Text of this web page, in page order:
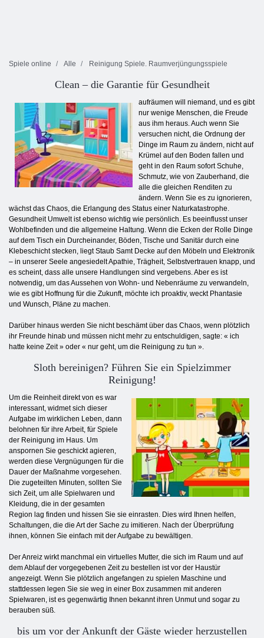
Spiele online Alle Reinigung Spiele. Raumverjüngungsspiele
Clean – die Garantie für Gesundheit
aufräumen will niemand, und es gibt
nur wenige Menschen, die Freude
aus ihm heraus. Auch wenn Sie
versuchen nicht, die Ordnung der
Dinge im Raum zu ändern, nicht auf
Krümel auf den Boden fallen und
geht in den Raum sofort Schuhe,
Schmutz, wie von Zauberhand, die
alle die gleichen Renditen zu
ändern. Wenn Sie es zu ignorieren,
wächst das Chaos, die Erlangung des Status einer Naturkatastrophe.
Gesundheit Umwelt ist ebenso wichtig wie persönlich. Es beeinflusst unser
Wohlbefinden und die allgemeine Haltung. Wenn die Ecken der Rolle Dinge
auf dem Tisch ein Durcheinander, Böden, Tische und Sanitär durch eine
Klebeschicht stecken, liegt Staub Samt Decke auf den Möbeln und Elektronik
– in unserer Seele angesiedelt Apathie, Trägheit, Selbstvertrauen knapp, und
es scheint, dass alle unsere Handlungen sind vergebens. Aber es ist
notwendig, um das Aussehen von Wohn- und Nebenräume zu verwandeln,
wie es gibt Hoffnung für die Zukunft, möchte ich proaktiv, weckt Phantasie
und Wunsch, Pläne zu machen.
Darüber hinaus werden Sie nicht beschämt über das Chaos, wenn plötzlich
ihr Freunde hinab und müssen nicht mehr zu entschuldigen, sagte: « ich
hatte keine Zeit » oder « nur geht, um die Reinigung zu tun ».
Sloth bereinigen? Führen Sie ein Spielzimmer
Reinigung!
Um die Reinheit direkt von es war
interessant, widmet sich dieser
Aufgabe im wirklichen Leben, dann
belohnen für ihre Arbeit, für Spiele
der Reinigung im Haus. Um
anspornen Sie geschickt agieren,
werden diese Vergnügungen für die
Dauer der Maßnahme vorgesehen.
Die zugeteilten Minuten, sollten Sie
sich Zeit, um alle Spielwaren und
Kleidung, die in der gesamten
Region lag finden und hissen Sie sie einrasten. Dies wird Ihnen helfen,
Schaltungen, die die Art der Sache zu imitieren. Nach der Überprüfung
ihnen, können Sie einfach mit der Aufgabe zu bewältigen.
Der Anreiz wirkt manchmal ein virtuelles Mutter, die sich im Raum und auf
dem Ablauf der vorgegebenen Zeit zu bestellen ist vor der Haustür
angezeigt. Wenn Sie plötzlich angefangen zu spielen Maschine und
stattdessen legen Sie sie weg in einer Box zusammen mit anderen
Spielwaren, ist es gegenwärtig Ihnen bekannt ihren Unmut und sogar zu
berauben süß.
bis um vor der Ankunft der Gäste wieder herzustellen